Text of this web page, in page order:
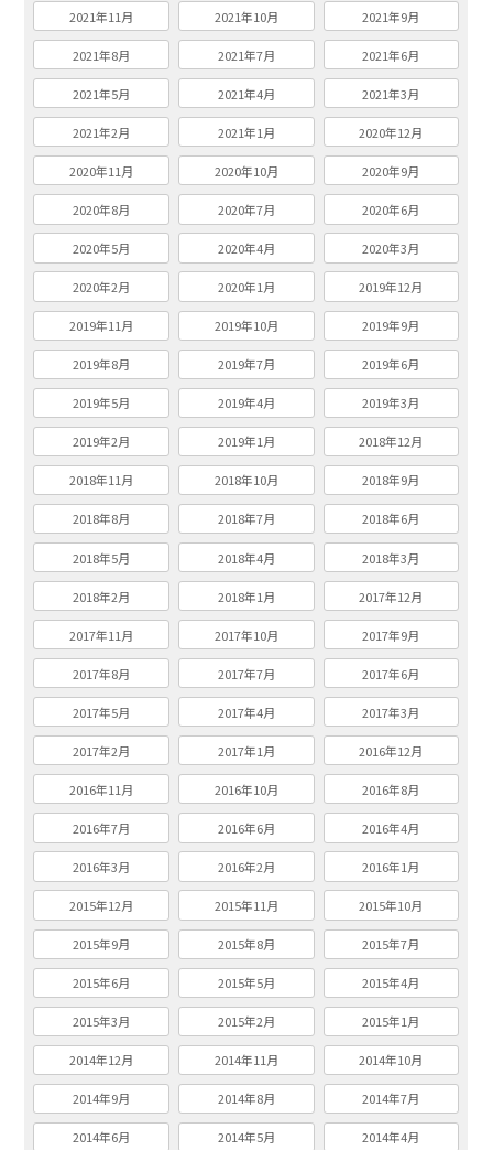
2021年11月 2021年10月 2021年9月
2021年8月 2021年7月 2021年6月
2021年5月 2021年4月 2021年3月
2021年2月 2021年1月 2020年12月
2020年11月 2020年10月 2020年9月
2020年8月 2020年7月 2020年6月
2020年5月 2020年4月 2020年3月
2020年2月 2020年1月 2019年12月
2019年11月 2019年10月 2019年9月
2019年8月 2019年7月 2019年6月
2019年5月 2019年4月 2019年3月
2019年2月 2019年1月 2018年12月
2018年11月 2018年10月 2018年9月
2018年8月 2018年7月 2018年6月
2018年5月 2018年4月 2018年3月
2018年2月 2018年1月 2017年12月
2017年11月 2017年10月 2017年9月
2017年8月 2017年7月 2017年6月
2017年5月 2017年4月 2017年3月
2017年2月 2017年1月 2016年12月
2016年11月 2016年10月 2016年8月
2016年7月 2016年6月 2016年4月
2016年3月 2016年2月 2016年1月
2015年12月 2015年11月 2015年10月
2015年9月 2015年8月 2015年7月
2015年6月 2015年5月 2015年4月
2015年3月 2015年2月 2015年1月
2014年12月 2014年11月 2014年10月
2014年9月 2014年8月 2014年7月
2014年6月 2014年5月 2014年4月